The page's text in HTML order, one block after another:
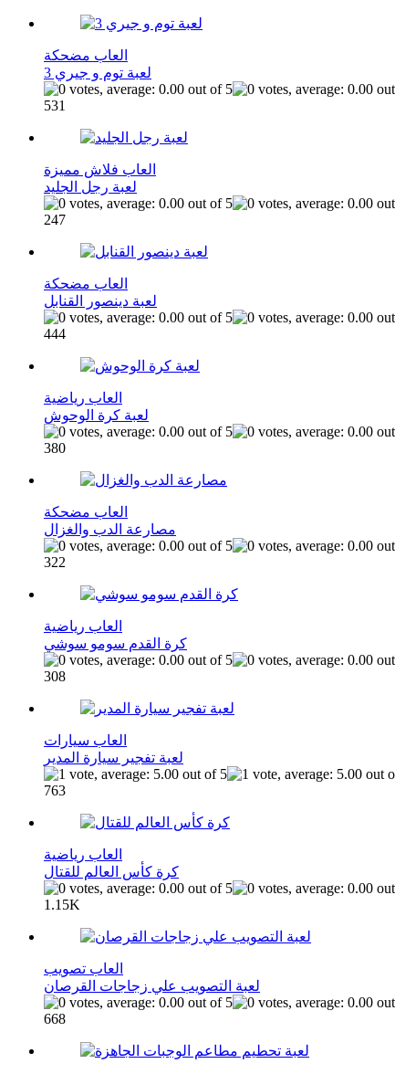
العاب مضحكة
لعبة توم و جيري 3
531
العاب فلاش مميزة
لعبة رجل الجليد
247
العاب مضحكة
لعبة دينصور القنابل
444
العاب رياضية
لعبة كرة الوحوش
380
العاب مضحكة
مصارعة الدب والغزال
322
العاب رياضية
كرة القدم سومو سوشي
308
العاب سيارات
لعبة تفجير سيارة المدير
763
العاب رياضية
كرة كأس العالم للقتال
1.15K
العاب تصويب
لعبة التصويب علي زجاجات القرصان
668